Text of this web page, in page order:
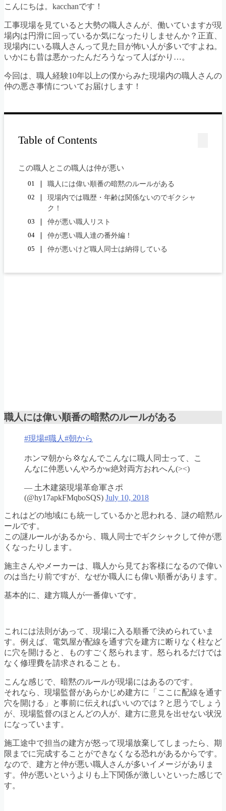
こんにちは。kacchanです！
工事現場を見ていると大勢の職人さんが、働いていますが現
場内は円滑に回っているか気になったりしませんか？正直、
現場内にいる職人さんって見た目が怖い人が多いですよね。
いかにも昔は悪かったんだろうなって人ばかり…。
今回は、職人経験10年以上の僕からみた現場内の職人さんの
仲の悪さ事情についてお届けします！
Table of Contents
この職人とこの職人は仲が悪い
職人には偉い順番の暗黙のルールがある
現場内では職歴・年齢は関係ないのでギクシャ
ク！
仲が悪い職人リスト
仲が悪い職人達の番外編！
仲が悪いけど職人同士は納得している
職人には偉い順番の暗黙のルールがある
#現場#職人 #朝から
ホンマ朝から💢なんでこんなに職人同士って、こ
んなに仲悪いんやろかw絶対両方おれへん(><)
— 土木建築現場革命軍さポ
(@hy17apkFMqboSQS) July 10, 2018
これはどの地域にも統一しているかと思われる、謎の暗黙ル
ールです。
この謎ルールがあるから、職人同士でギクシャクして仲が悪
くなったりします。
施主さんやメーカーは、職人から見てお客様になるので偉い
のは当たり前ですが、なぜか職人にも偉い順番があります。
基本的に、建方職人が一番偉いです。
これには法則があって、現場に入る順番で決められていま
す。例えば、電気屋が配線を通す穴を建方に断りなく柱など
に穴を開けると、ものすごく怒られます。怒られるだけでは
なく修理費を請求されることも。
こんな感じで、暗黙のルールが現場にはあるのです。
それなら、現場監督があらかじめ建方に「ここに配線を通す
穴を開ける」と事前に伝えればいいのでは？と思うでしょう
が、現場監督のほとんどの人が、建方に意見を出せない状況
になっています。
施工途中で担当の建方が怒って現場放棄してしまったら、期
限までに完成することができなくなる恐れがあるからです。
なので、建方と仲が悪い職人さんが多いイメージがありま
す。仲が悪いというよりも上下関係が激しいといった感じで
す。